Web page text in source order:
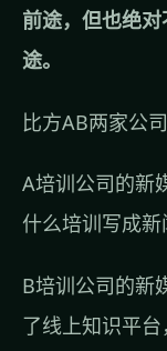
前途，但也绝
途。
比方AB两家公
A培训公司的新
什么培训写成新
B培训公司的新
了线上知识平